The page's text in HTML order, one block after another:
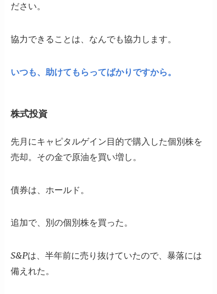
ださい。
協力できることは、なんでも協力します。
いつも、助けてもらってばかりですから。
株式投資
先月にキャピタルゲイン目的で購入した個別株を
売却。その金で原油を買い増し。
債券は、ホールド。
追加で、別の個別株を買った。
S&Pは、半年前に売り抜けていたので、暴落には
備えれた。